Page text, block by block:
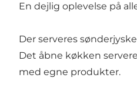
En dejlig oplevelse på
Der serveres
Det åbne køkken
med egne produkter.